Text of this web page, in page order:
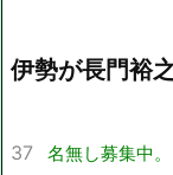
伊勢が長門裕
37 名無し募集中。